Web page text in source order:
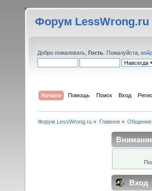
Форум LessWrong.ru
Добро пожаловать, Гость . Пожалуйста,
Начало Помощь Поиск Вход
Форум LessWrong.ru » Главное» Общение
Вход